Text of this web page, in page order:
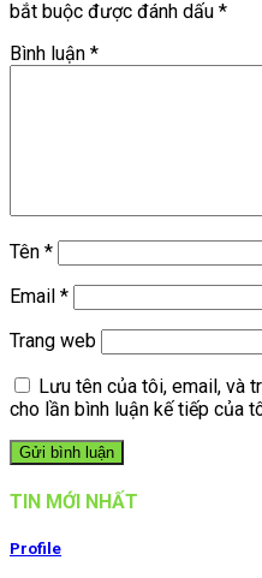
bắt buộc được đánh dấu *
Bình luận *
Tên *
Email *
Trang web
Lưu tên của tôi, email, và
cho lần bình luận kế tiếp của
TIN MỚI NHẤT
Profile